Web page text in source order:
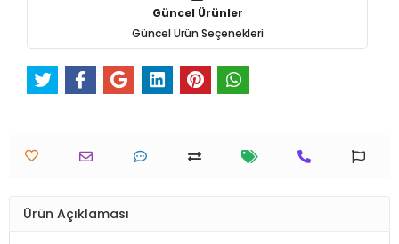
Güncel Ürünler
Güncel Ürün Seçenekleri
Ürün Açıklaması